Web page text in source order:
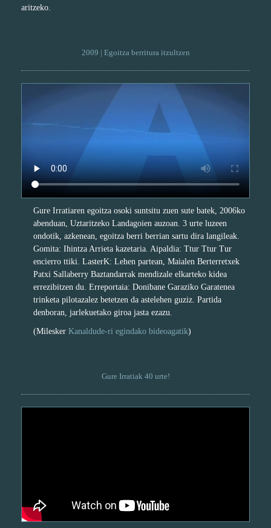
aritzeko.
2009 | Egoitza berritura itzultzen
Gure Irratiaren egoitza osoki suntsitu zuen sute batek, 2006ko
abenduan, Uztaritzeko Landagoien auzoan. 3 urte luzeen
ondotik, azkenean, egoitza berri berrian sartu dira langileak.
Gomita: Ihintza Arrieta kazetaria. Aipaldia: Ttur Ttur Tur
encierro ttiki. LasterK: Lehen partean, Maialen Berterretxek
Patxi Sallaberry Baztandarrak mendizale elkarteko kidea
errezibitzen du. Erreportaia: Donibane Garaziko Garatenea
trinketa pilotazalez betetzen da astelehen guziz. Partida
denboran, jarlekuetako giroa jasta ezazu.
(Milesker Kanaldude-ri egindako bideoagatik)
Gure Irratiak 40 urte!